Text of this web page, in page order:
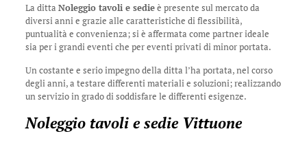
La ditta Noleggio tavoli e sedieè presente sul mercato da
diversi anni e grazie alle caratteristiche di flessibilità,
puntualità e convenienza; si è affermata come partner ideale
sia per i grandi eventi che per eventi privati di minor portata.
Un costante e serio impegno della ditta l’ha portata, nel corso
degli anni, a testare differenti materiali e soluzioni; realizzando
un servizio in grado di soddisfare le differenti esigenze.
Noleggio tavoli e sedie Vittuone